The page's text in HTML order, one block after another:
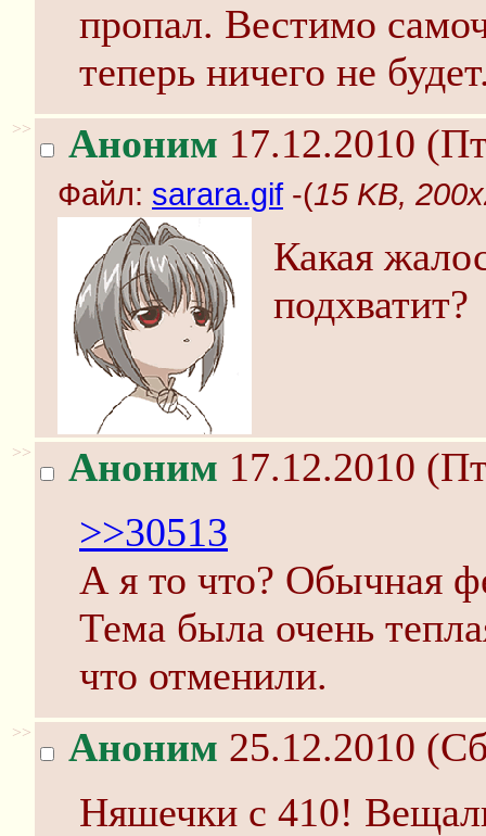
пропал. Вестимо
теперь ничего не
>> Аноним 17.12.2010
Файл: sarara.gif -(15 KB,
Какая
подхватит?
>> Аноним 17.12.2010
>>30513
А я то что? Обычная
Тема была очень
что отменили.
>> Аноним 25.12.2010
Няшечки с 410!